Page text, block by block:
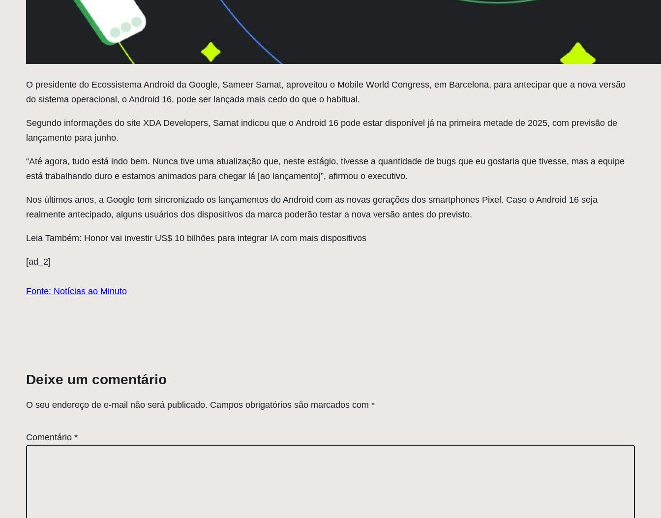
O presidente do Ecossistema Android da Google, Sameer Samat, aproveitou o Mobile World Congress, em Barcelona, para antecipar que a nova versão
do sistema operacional, o Android 16, pode ser lançada mais cedo do que o habitual.
Segundo informações do site XDA Developers, Samat indicou que o Android 16 pode estar disponível já na primeira metade de 2025, com previsão de
lançamento para junho.
“Até agora, tudo está indo bem. Nunca tive uma atualização que, neste estágio, tivesse a quantidade de bugs que eu gostaria que tivesse, mas a equipe
está trabalhando duro e estamos animados para chegar lá [ao lançamento]”, afirmou o executivo.
Nos últimos anos, a Google tem sincronizado os lançamentos do Android com as novas gerações dos smartphones Pixel. Caso o Android 16 seja
realmente antecipado, alguns usuários dos dispositivos da marca poderão testar a nova versão antes do previsto.
Leia Também: Honor vai investir US$ 10 bilhões para integrar IA com mais dispositivos
[ad_2]
Fonte: Notícias ao Minuto
Deixe um comentário
O seu endereço de e-mail não será publicado. Campos obrigatórios são marcados com *
Comentário *